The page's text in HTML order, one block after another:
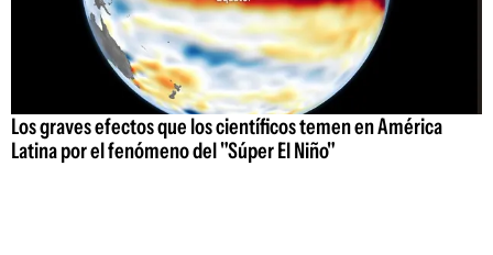
Los graves efectos que los científicos temen en América
Latina por el fenómeno del "Súper El Niño"